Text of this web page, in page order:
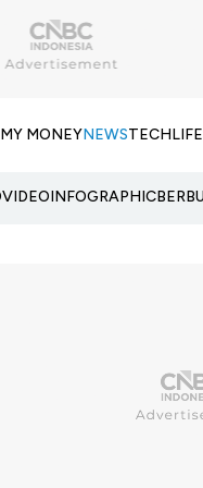
MY MONEYNEWSTECH
VIDEOINFOGRAPHIC